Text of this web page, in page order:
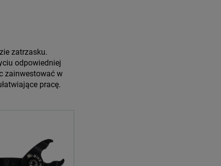
zatrzasku.
odpowiedniej
zainwestować w
pracę.